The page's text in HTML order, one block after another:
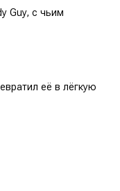
Guy, с чьим
её в лёгкую